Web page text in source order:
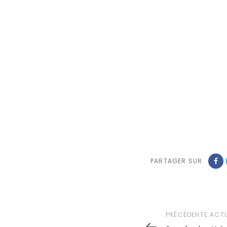
PARTAGER SUR
Précédente
actualité
PRÉCÉDENTE